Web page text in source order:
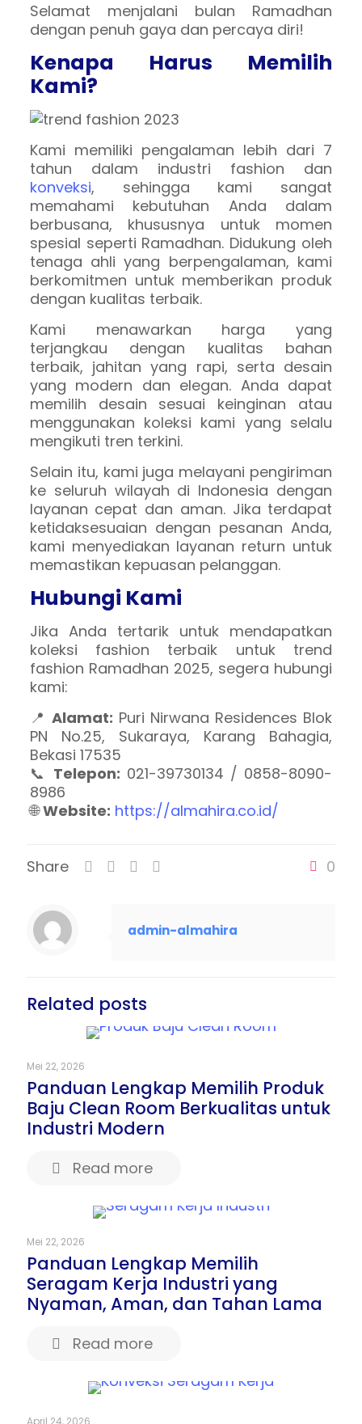
Selamat menjalani bulan Ramadhan
dengan penuh gaya dan percaya diri!
Kenapa Harus Memilih
Kami?
Kami memiliki pengalaman lebih dari 7
tahun dalam industri fashion dan
konveksi, sehingga kami sangat
memahami kebutuhan Anda dalam
berbusana, khususnya untuk momen
spesial seperti Ramadhan. Didukung oleh
tenaga ahli yang berpengalaman, kami
berkomitmen untuk memberikan produk
dengan kualitas terbaik.
Kami menawarkan harga yang
terjangkau dengan kualitas bahan
terbaik, jahitan yang rapi, serta desain
yang modern dan elegan. Anda dapat
memilih desain sesuai keinginan atau
menggunakan koleksi kami yang selalu
mengikuti tren terkini.
Selain itu, kami juga melayani pengiriman
ke seluruh wilayah di Indonesia dengan
layanan cepat dan aman. Jika terdapat
ketidaksesuaian dengan pesanan Anda,
kami menyediakan layanan return untuk
memastikan kepuasan pelanggan.
Hubungi Kami
Jika Anda tertarik untuk mendapatkan
koleksi fashion terbaik untuk trend
fashion Ramadhan 2025, segera hubungi
kami:
📍 Alamat: Puri Nirwana Residences Blok
PN No.25, Sukaraya, Karang Bahagia,
Bekasi 17535
📞 Telepon: 021-39730134 / 0858-8090-
8986
🌐Website: https://almahira.co.id/
Share 0
admin-almahira
Related posts
Mei 22, 2026
Panduan Lengkap Memilih Produk
Baju Clean Room Berkualitas untuk
Industri Modern
Read more
Mei 22, 2026
Panduan Lengkap Memilih
Seragam Kerja Industri yang
Nyaman, Aman, dan Tahan Lama
Read more